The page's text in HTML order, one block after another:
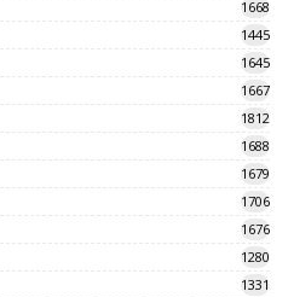
1668
1445
1645
1667
1812
1688
1679
1706
1676
1280
1331